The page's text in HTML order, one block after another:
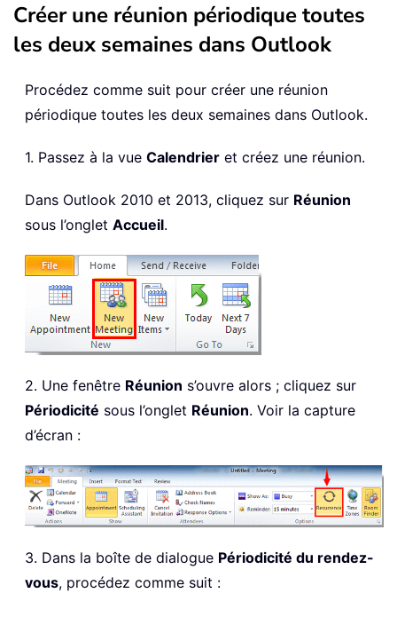
Créer une réunion périodique toutes
les deux semaines dans Outlook
Procédez comme suit pour créer une réunion
périodique toutes les deux semaines dans Outlook.
1. Passez à la vue Calendrier et créez une réunion.
Dans Outlook 2010 et 2013, cliquez sur Réunion
sous l’onglet Accueil.
2. Une fenêtre Réunion s’ouvre alors ; cliquez sur
Périodicité sous l’onglet Réunion. Voir la capture
d’écran :
3. Dans la boîte de dialogue Périodicité du rendez-
vous, procédez comme suit :